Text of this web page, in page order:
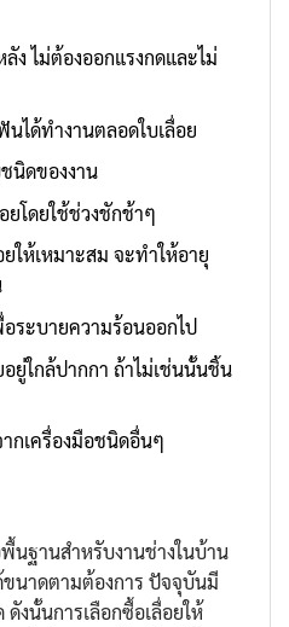
ง ไม่ต้องออกแรงกดและไม่
ได้ทำงานตลอดใบเลื่อย
นิดของงาน
ยโดยใช้ช่วงชักช้าๆ
ให้เหมาะสม จะทำให้อายุ
ระบายความร้อนออกไป
ยู่ใกล้ปากกา ถ้าไม่เช่นนั้นชิ้น
กเครื่องมือชนิดอื่นๆ
พื้นฐานสำหรับงานช่างในบ้าน
นาดตามต้องการ ปัจจุบันมี
งนั้นการเลือกซื้อเลื่อยให้